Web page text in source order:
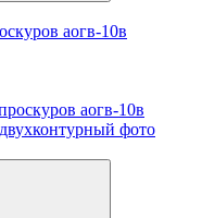
аогв-10в